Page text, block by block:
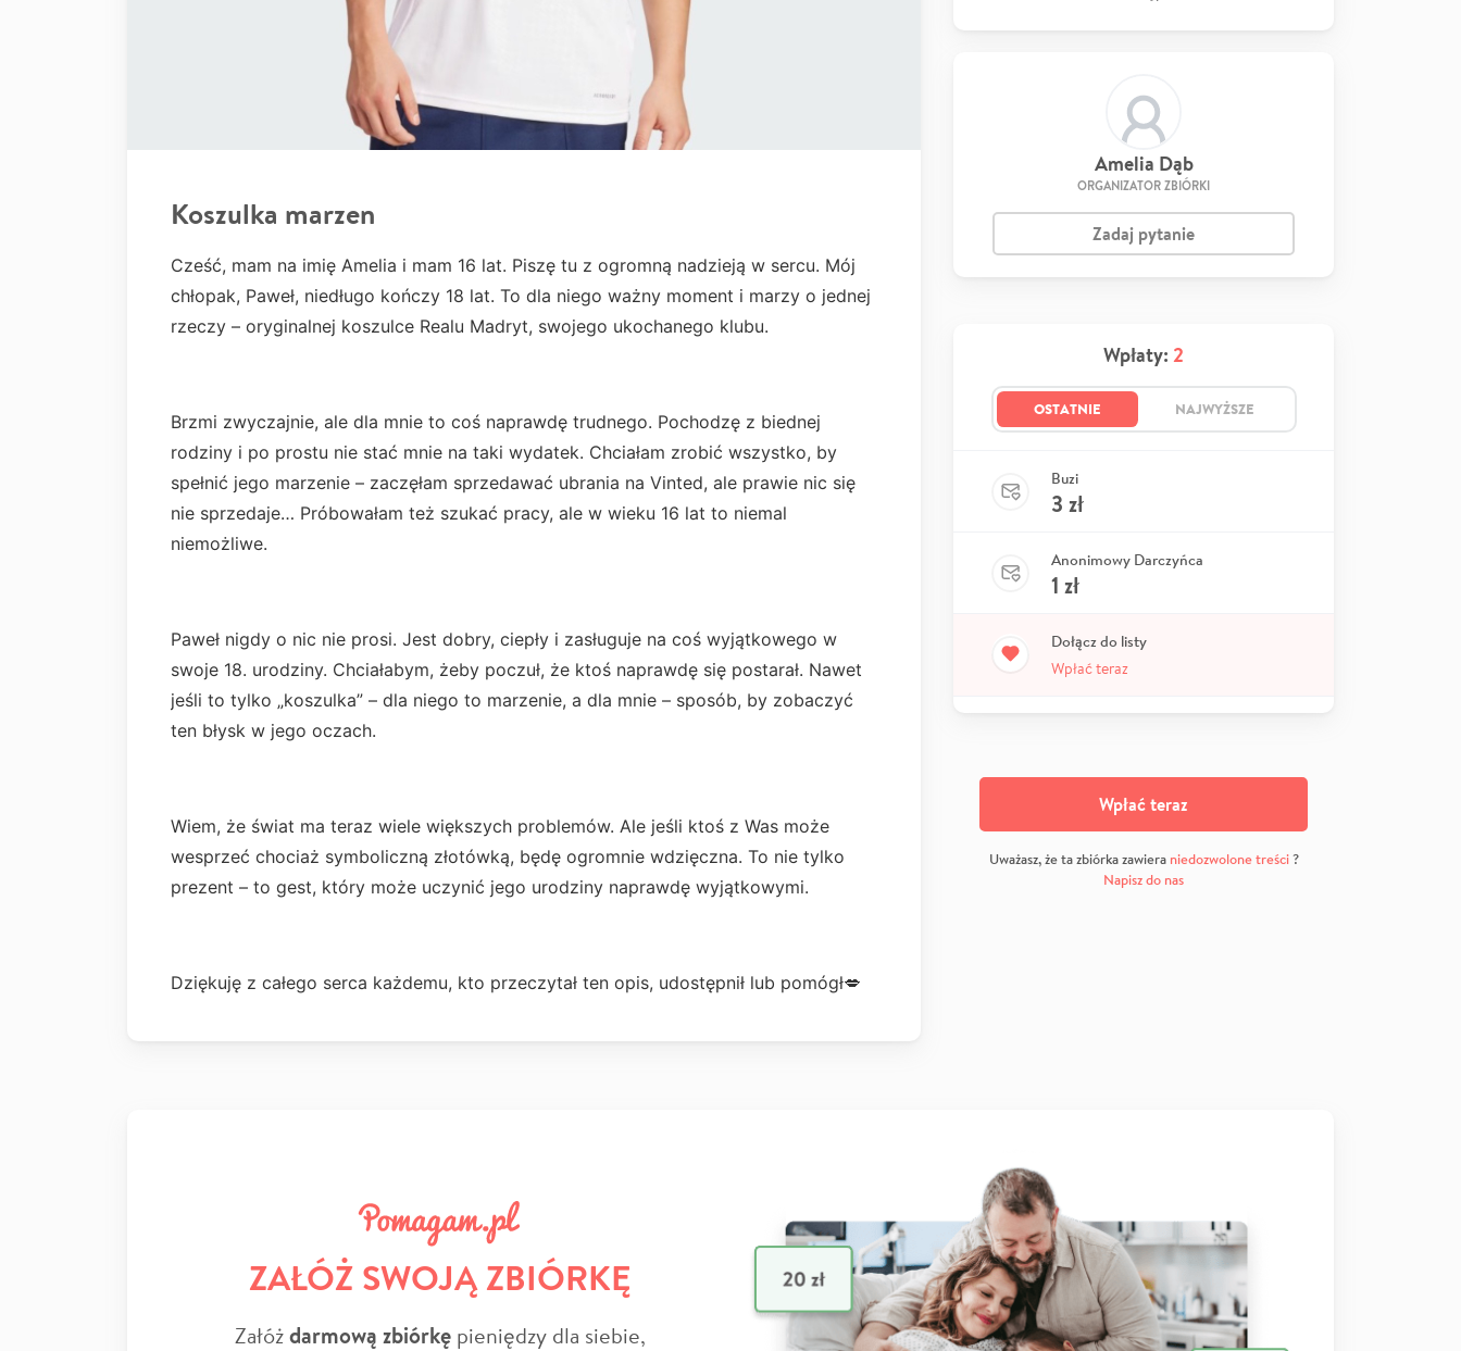
Koszulka marzen
Cześć, mam na imię Amelia i mam 16 lat. Piszę tu z ogromną nadzieją w sercu. Mój
chłopak, Paweł, niedługo kończy 18 lat. To dla niego ważny moment i marzy o jednej
rzeczy – oryginalnej koszulce Realu Madryt, swojego ukochanego klubu.
Brzmi zwyczajnie, ale dla mnie to coś naprawdę trudnego. Pochodzę z biednej
rodziny i po prostu nie stać mnie na taki wydatek. Chciałam zrobić wszystko, by
spełnić jego marzenie – zaczęłam sprzedawać ubrania na Vinted, ale prawie nic się
nie sprzedaje… Próbowałam też szukać pracy, ale w wieku 16 lat to niemal
niemożliwe.
Paweł nigdy o nic nie prosi. Jest dobry, ciepły i zasługuje na coś wyjątkowego w
swoje 18. urodziny. Chciałabym, żeby poczuł, że ktoś naprawdę się postarał. Nawet
jeśli to tylko „koszulka” – dla niego to marzenie, a dla mnie – sposób, by zobaczyć
ten błysk w jego oczach.
Wiem, że świat ma teraz wiele większych problemów. Ale jeśli ktoś z Was może
wesprzeć chociaż symboliczną złotówką, będę ogromnie wdzięczna. To nie tylko
prezent – to gest, który może uczynić jego urodziny naprawdę wyjątkowymi.
Dziękuję z całego serca każdemu, kto przeczytał ten opis, udostępnił lub pomógł💋
Amelia Dąb
ORGANIZATOR ZBIÓRKI
Zadaj pytanie
Wpłaty: 2
OSTATNIE NAJWYŻSZE
Buzi
3 zł
Anonimowy Darczyńca
1 zł
Dołącz do listy
Wpłać teraz
Wpłać teraz
Uważasz, że ta zbiórka zawiera niedozwolone treści?
Napisz do nas
ZAŁÓŻ SWOJĄ ZBIÓRKĘ
Załóżdarmową zbiórkępieniędzy dla siebie,